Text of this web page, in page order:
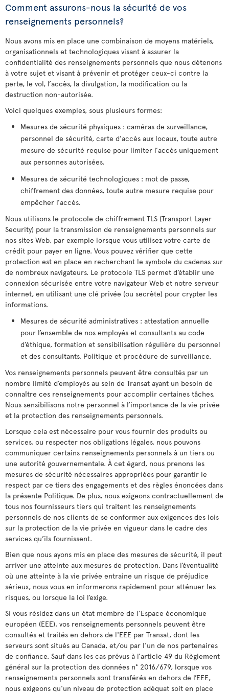
Comment assurons-nous la sécurité de vos
renseignements personnels?
Nous avons mis en place une combinaison de moyens matériels,
organisationnels et technologiques visant à assurer la
confidentialité des renseignements personnels que nous détenons
à votre sujet et visant à prévenir et protéger ceux-ci contre la
perte, le vol, l’accès, la divulgation, la modification ou la
destruction non-autorisée.
Voici quelques exemples, sous plusieurs formes:
Mesures de sécurité physiques : caméras de surveillance,
personnel de sécurité, carte d’accès aux locaux, toute autre
mesure de sécurité requise pour limiter l’accès uniquement
aux personnes autorisées.
Mesures de sécurité technologiques : mot de passe,
chiffrement des données, toute autre mesure requise pour
empêcher l’accès.
Nous utilisons le protocole de chiffrement TLS (Transport Layer
Security) pour la transmission de renseignements personnels sur
nos sites Web, par exemple lorsque vous utilisez votre carte de
crédit pour payer en ligne. Vous pouvez vérifier que cette
protection est en place en recherchant le symbole du cadenas sur
de nombreux navigateurs. Le protocole TLS permet d’établir une
connexion sécurisée entre votre navigateur Web et notre serveur
internet, en utilisant une clé privée (ou secrète) pour crypter les
informations.
Mesures de sécurité administratives : attestation annuelle
pour l’ensemble de nos employés et consultants au code
d’éthique, formation et sensibilisation régulière du personnel
et des consultants, Politique et procédure de surveillance.
Vos renseignements personnels peuvent être consultés par un
nombre limité d’employés au sein de Transat ayant un besoin de
connaître ces renseignements pour accomplir certaines tâches.
Nous sensibilisons notre personnel à l’importance de la vie privée
et la protection des renseignements personnels.
Lorsque cela est nécessaire pour vous fournir des produits ou
services, ou respecter nos obligations légales, nous pouvons
communiquer certains renseignements personnels à un tiers ou
une autorité gouvernementale. À cet égard, nous prenons les
mesures de sécurité nécessaires appropriées pour garantir le
respect par ce tiers des engagements et des règles énoncées dans
la présente Politique. De plus, nous exigeons contractuellement de
tous nos fournisseurs tiers qui traitent les renseignements
personnels de nos clients de se conformer aux exigences des lois
sur la protection de la vie privée en vigueur dans le cadre des
services qu’ils fournissent.
Bien que nous ayons mis en place des mesures de sécurité, il peut
arriver une atteinte aux mesures de protection. Dans l’éventualité
où une atteinte à la vie privée entraine un risque de préjudice
sérieux, nous vous en informerons rapidement pour atténuer les
risques, ou lorsque la loi l’exige.
Si vous résidez dans un état membre de l'Espace économique
européen (EEE), vos renseignements personnels peuvent être
consultés et traités en dehors de l'EEE par Transat, dont les
serveurs sont situés au Canada, et/ou par l'un de nos partenaires
de confiance. Sauf dans les cas prévus à l’article 49 du Règlement
général sur la protection des données n° 2016/679, lorsque vos
renseignements personnels sont transférés en dehors de l’EEE,
nous exigeons qu'un niveau de protection adéquat soit en place